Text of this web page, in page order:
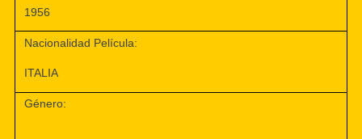
1956
Nacionalidad Película:
ITALIA
Género: